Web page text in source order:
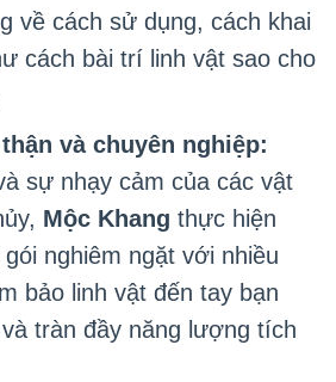
về cách sử dụng, cách khai
cách bài trí linh vật sao cho
và chuyên nghiệp:
sự nhạy cảm của các vật
Mộc Khang thực hiện
nghiêm ngặt với nhiều
bảo linh vật đến tay bạn
và tràn đầy năng lượng tích